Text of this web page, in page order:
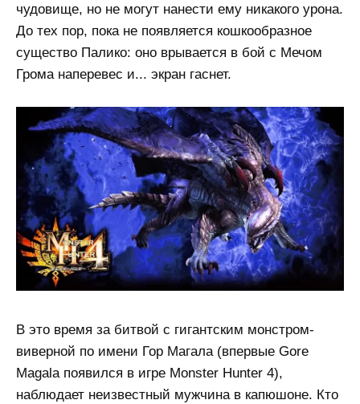
чудовище, но не могут нанести ему никакого урона.
До тех пор, пока не появляется кошкообразное
существо Палико: оно врывается в бой с Мечом
Грома наперевес и... экран гаснет.
В это время за битвой с гигантским монстром-
виверной по имени Гор Магала (впервые Gore
Magala появился в игре Monster Hunter 4),
наблюдает неизвестный мужчина в капюшоне. Кто